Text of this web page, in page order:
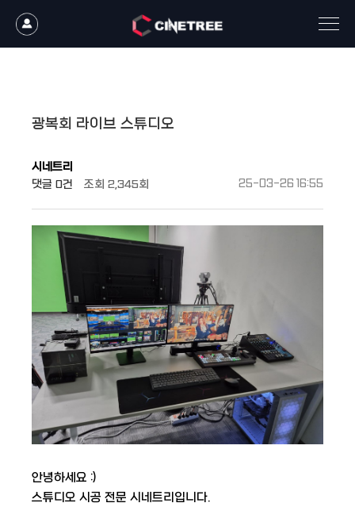
광복회 라이브 스튜디오
작성자
시네트리
댓글
댓글 0건
조회
조회 2,345회
작성일
25-03-26 16:55
안녕하세요 :)
스튜디오 시공 전문 시네트리입니다.